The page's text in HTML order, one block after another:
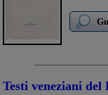
Testi veneziani del